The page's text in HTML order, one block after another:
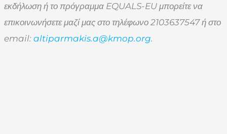
εκδήλωση ή το πρόγραμμα EQUALS-EU μπορείτε να
επικοινωνήσετε μαζί μας στο τηλέφωνο 2103637547 ή στο
email: altiparmakis.a@kmop.org.